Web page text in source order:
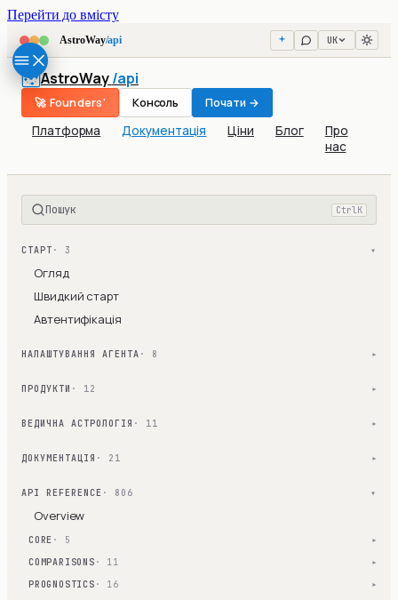
Перейти до вмісту
AstroWay/api UK
AstroWay/api
Платформа Документація Ціни Блог
Про
нас
🚀 Founders' Консоль Почати →
Пошук Ctrl K
СТАРТ · 3 ▾
Огляд
Швидкий старт
Автентифікація
НАЛАШТУВАННЯ АГЕНТА · 8 ▾
ПРОДУКТИ · 12 ▾
ВЕДИЧНА АСТРОЛОГІЯ · 11 ▾
ДОКУМЕНТАЦІЯ · 21 ▾
API REFERENCE · 806 ▾
Overview
CORE · 5 ▾
COMPARISONS · 11 ▾
PROGNOSTICS · 16 ▾